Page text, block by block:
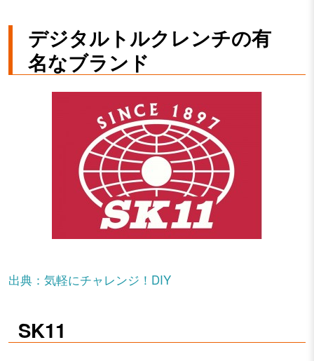
デジタルトルクレンチの有
名なブランド
出典：気軽にチャレンジ！DIY
SK11